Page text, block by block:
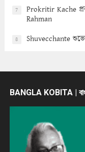
7
Prokritir Kache
Rahman
8 Shuvecchante
BANGLA KOBITA |